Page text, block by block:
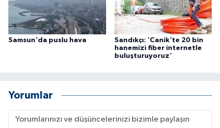
Samsun'da puslu hava
Sandıkçı: 'Canik'te 20 bin
hanemizi fiber internetle
buluşturuyoruz'
Yorumlar